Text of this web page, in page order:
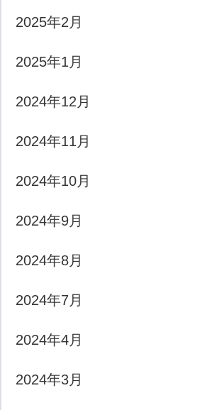
2025年2月
2025年1月
2024年12月
2024年11月
2024年10月
2024年9月
2024年8月
2024年7月
2024年4月
2024年3月